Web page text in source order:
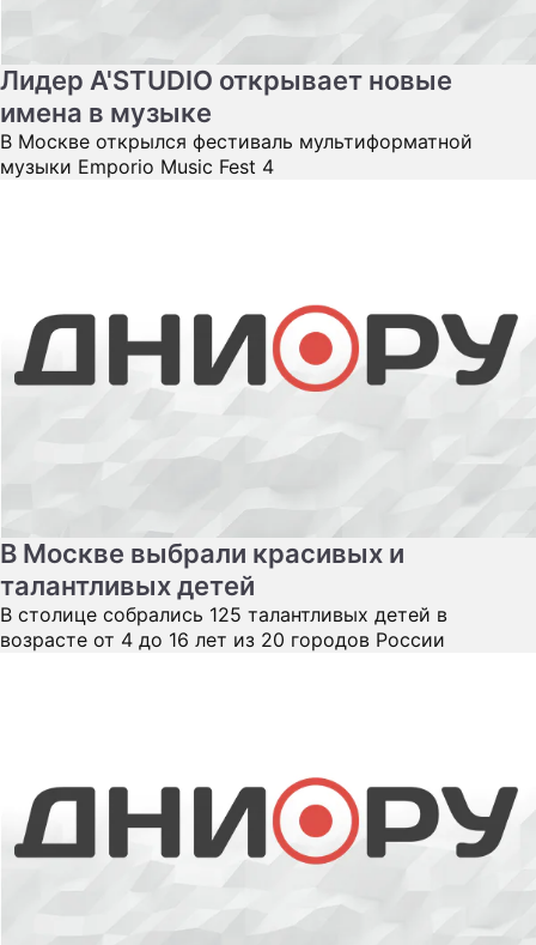
Лидер A'STUDIO открывает новые
имена в музыке
В Москве открылся фестиваль мультиформатной
музыки Emporio Music Fest 4
В Москве выбрали красивых и
талантливых детей
В столице собрались 125 талантливых детей в
возрасте от 4 до 16 лет из 20 городов России